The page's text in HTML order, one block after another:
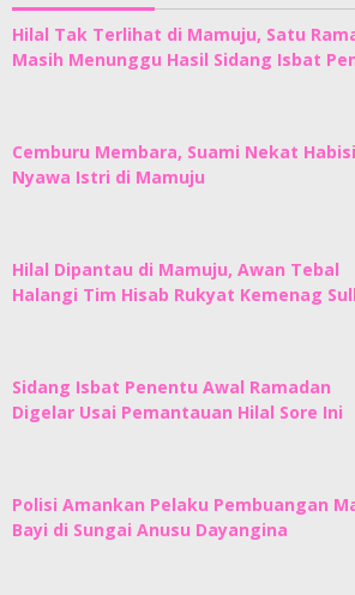
Hilal Tak Terlihat di Mamuju, Satu
Masih Menunggu Hasil Sidang Isbat
Cemburu Membara, Suami Nekat Habisi
Nyawa Istri di Mamuju
Hilal Dipantau di Mamuju, Awan Tebal
Halangi Tim Hisab Rukyat Kemenag
Sidang Isbat Penentu Awal Ramadan
Digelar Usai Pemantauan Hilal Sore Ini
Polisi Amankan Pelaku Pembuangan
Bayi di Sungai Anusu Dayangina